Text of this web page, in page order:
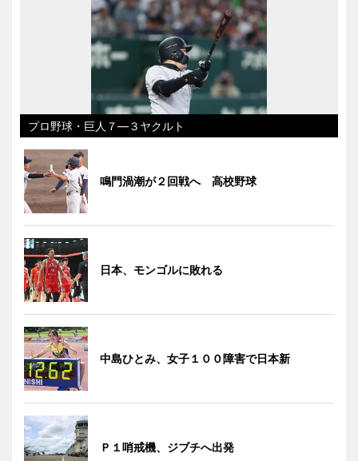
プロ野球・巨人７―３ヤクルト
鳴門渦潮が２回戦へ 高校野球
日本、モンゴルに敗れる
中島ひとみ、女子１００障害で日本新
Ｐ１哨戒機、ジブチへ出発